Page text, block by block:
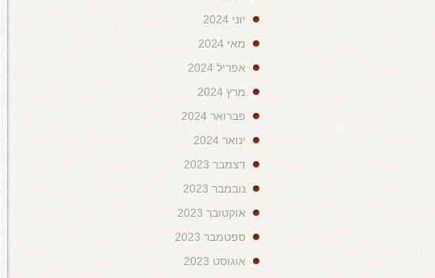
יוני 2024
מאי 2024
אפריל 2024
מרץ 2024
פברואר 2024
ינואר 2024
דצמבר 2023
נובמבר 2023
אוקטובר 2023
ספטמבר 2023
אוגוסט 2023